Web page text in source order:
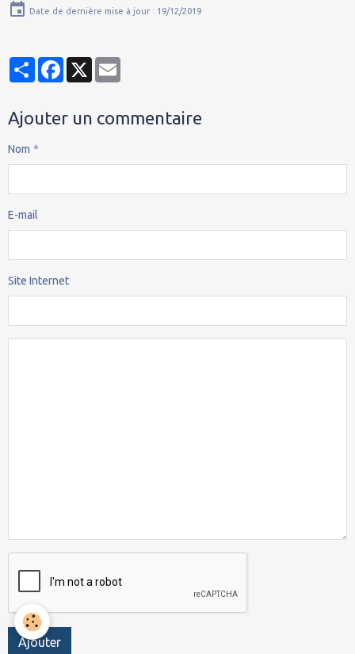
Date de dernière mise à jour : 19/12/2019
PartagerFacebook
X
Ajouter un commentaire
Nom
E-mail
Site Internet
Ajouter